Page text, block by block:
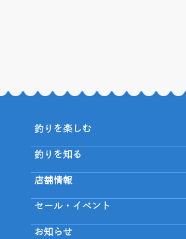
釣りを楽しむ
釣りを知る
店舗情報
セール・イベント
お知らせ